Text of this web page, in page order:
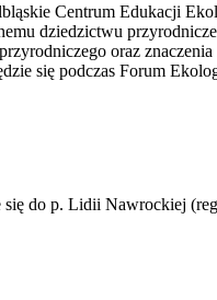
Centrum Edukacji
dziedzictwu
oraz
się podczas Forum
do p. Lidii Nawrockiej